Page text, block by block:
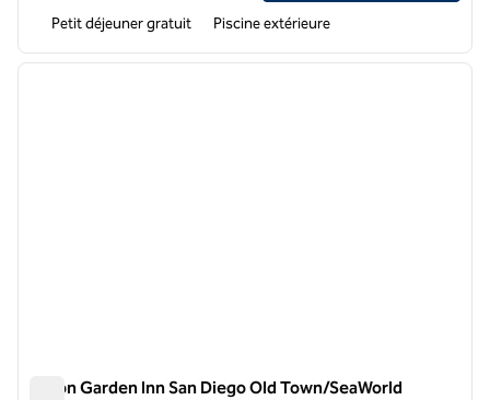
Petit déjeuner gratuit Piscine extérieure
1 sur 12
Hilton Garden Inn San Diego Old Town/SeaWorld